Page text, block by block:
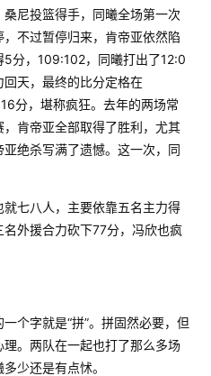
尼投篮得手，同曦全场第一次
不过暂停归来，肯帝亚依然陷
5分，109:102，同曦打出了12:0
天，最终的比分定格在
分，堪称疯狂。去年的两场常
肯帝亚全部取得了胜利，尤其
绝杀写满了遗憾。这一次，同
七八人，主要依靠五名主力得
外援合力砍下77分，冯欣也疯
个字就是“拼”。拼固然必要，但
。两队在一起也打了那么多场
少还是有点怵。